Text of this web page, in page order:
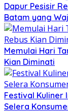
Dapur Pesisir
Batam yang
Memulai Hari
Kian Diminati
Festival Kuliner
Selera